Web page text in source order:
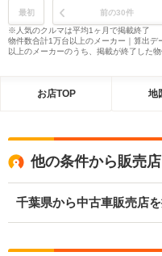
最初 前の30件
※人気のクルマは平均1ヶ月で掲載終了
物件数合計1万台以上のメーカー｜算出
以上のメーカーのうち、掲載が終了した
お店TOP 地
他の条件から販売
千葉県から中古車販売店